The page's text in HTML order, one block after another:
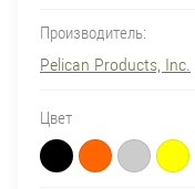
Производитель:
Pelican Products, Inc.
Цвет